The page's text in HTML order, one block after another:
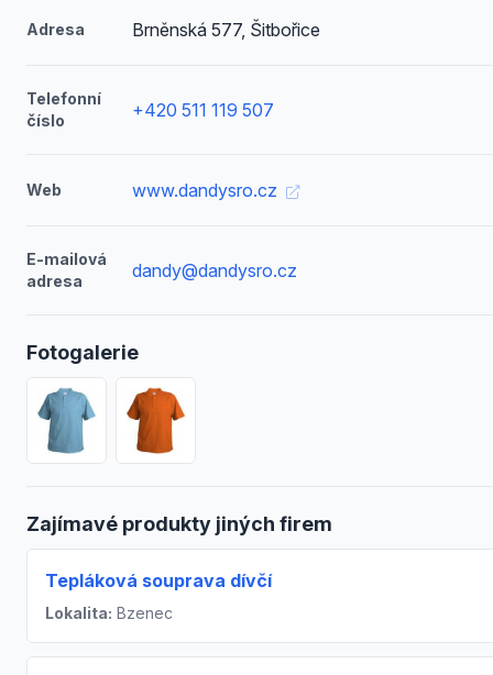
Adresa Brněnská 577, Šitbořice
Telefonní
číslo
+420 511 119 507
Web www.dandysro.cz
E-mailová
adresa
dandy@dandysro.cz
Fotogalerie
Zajímavé produkty jiných firem
Tepláková souprava dívčí
Lokalita: Bzenec